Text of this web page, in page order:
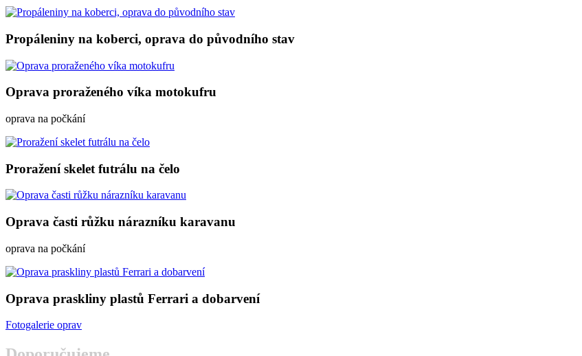
Propáleniny na koberci, oprava do původního stav
Oprava proraženého víka motokufru
oprava na počkání
Proražení skelet futrálu na čelo
Oprava časti růžku nárazníku karavanu
oprava na počkání
Oprava praskliny plastů Ferrari a dobarvení
Fotogalerie oprav